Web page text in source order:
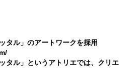
タル」のアートワークを採用
タル」というアトリエでは、クリエ